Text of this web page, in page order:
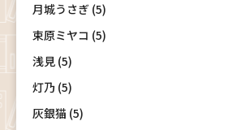
月城うさぎ (5)
束原ミヤコ (5)
浅見 (5)
灯乃 (5)
灰銀猫 (5)